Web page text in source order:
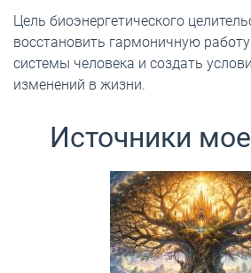
Цель биоэнергетического
восстановить гармоничную работу
системы человека и создать
изменений в жизни.
Источники